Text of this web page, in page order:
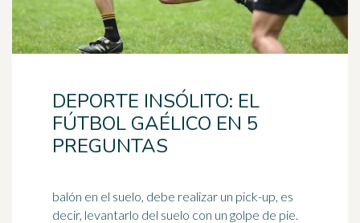
DEPORTE INSÓLITO: EL
FÚTBOL GAÉLICO EN 5
PREGUNTAS
balón en el suelo, debe realizar un pick-up, es
decir, levantarlo del suelo con un golpe de pie.